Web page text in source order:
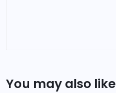
You may also like